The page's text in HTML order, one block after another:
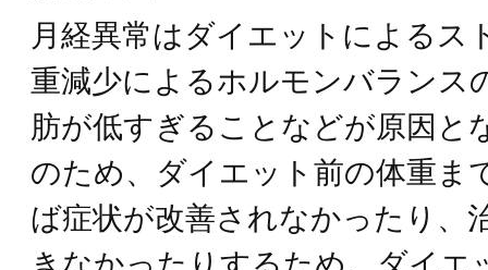
月経異常はダイエットによるス
重減少によるホルモンバランス
肪が低すぎることなどが原因と
のため、ダイエット前の体重ま
ば症状が改善されなかったり、